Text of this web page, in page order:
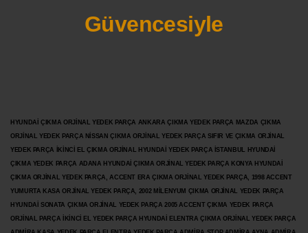
Güvencesiyle
HYUNDAİ ÇIKMA ORJİNAL YEDEK PARÇA ANKARA ÇIKMA YEDEK PARÇA MAZDA ÇIKMA
ORJİNAL YEDEK PARÇA NİSSAN ÇIKMA ORJİNAL YEDEK PARÇA SIFIR VE ÇIKMA ORJİNAL
YEDEK PARÇA İKİNCİ EL ÇIKMA ORJİNAL HYUNDAİ YEDEK PARÇA İSTANBUL HYUNDAİ
ÇIKMA YEDEK PARÇA ADANA HYUNDAİ ÇIKMA ORJİNAL YEDEK PARÇA KONYA HYUNDAİ
ÇIKMA ORJİNAL YEDEK PARÇA, ACCENT ERA ÇIKMA ORJİNAL YEDEK PARÇA, 1998 ACCENT
YUMURTA KASA ORJİNAL YEDEK PARÇA, 2002 MİLENYUM ÇIKMA ORJİNAL YEDEK PARÇA
HYUNDAİ SONATA ÇIKMA ORJİNAL YEDEK PARÇA 2005 ACCENT ÇIKMA YEDEK PARÇA
ORJİNAL PARÇA İKİNCİ EL YEDEK PARÇA HYUNDAİ ELENTRA ÇIKMA ORJİNAL YEDEK PARÇA